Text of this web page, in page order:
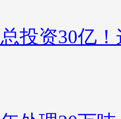
总投资30亿